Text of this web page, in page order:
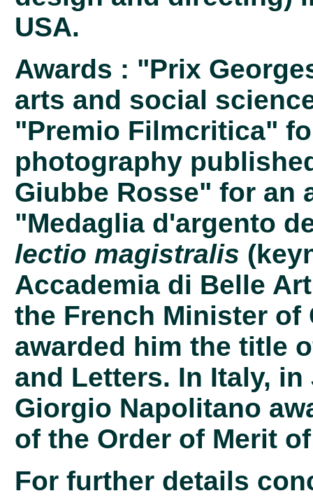
USA.
Awards : "Prix
arts and social
"Premio Filmcritica"
photography
Giubbe Rosse" for an
"Medaglia d'argento
lectio magistralis
Accademia di Belle
the French Minister of
awarded him the title
and Letters. In Italy,
Giorgio Napolitano
of the Order of Merit
For further details